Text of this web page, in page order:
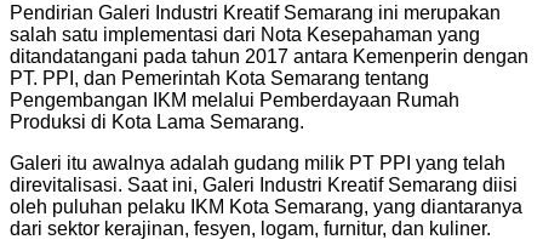
Pendirian Galeri Industri Kreatif Semarang ini merupakan
salah satu implementasi dari Nota Kesepahaman yang
ditandatangani pada tahun 2017 antara Kemenperin dengan
PT. PPI, dan Pemerintah Kota Semarang tentang
Pengembangan IKM melalui Pemberdayaan Rumah
Produksi di Kota Lama Semarang.
Galeri itu awalnya adalah gudang milik PT PPI yang telah
direvitalisasi. Saat ini, Galeri Industri Kreatif Semarang diisi
oleh puluhan pelaku IKM Kota Semarang, yang diantaranya
dari sektor kerajinan, fesyen, logam, furnitur, dan kuliner.